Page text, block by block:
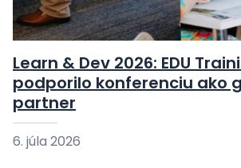
Learn & Dev 2026: EDU
podporilo konferenciu ako
partner
6. júla 2026